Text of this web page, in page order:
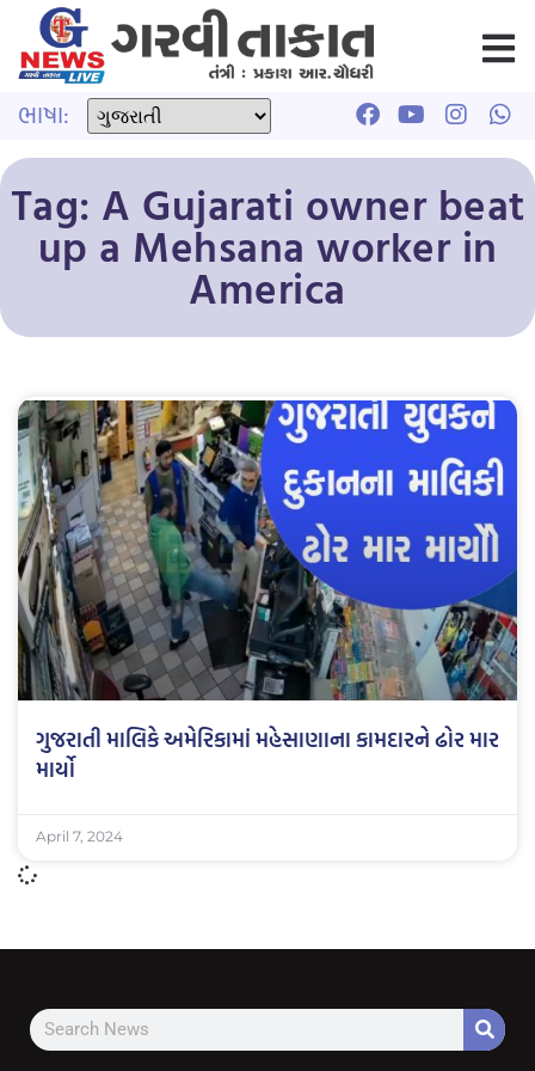
ભાષા:
Tag: A Gujarati owner beat
up a Mehsana worker in
America
ગુજરાતી માલિકે અમેરિકામાં મહેસાણાના કામદારને ઢોર માર
માર્યો
April 7, 2024